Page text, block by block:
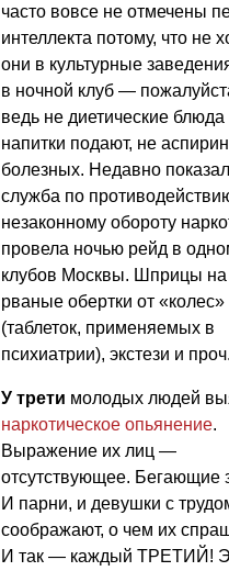
часто вовсе не отмечены
интеллекта потому, что не
они в культурные
в ночной клуб —
ведь не диетические блюда
напитки подают, не
болезных. Недавно
служба по
незаконному обороту
провела ночью рейд в
клубов Москвы. Шприцы на
рваные обертки от «колес»
(таблеток, применяемых в
психиатрии), экстези и проч.
У трети молодых людей
наркотическое опьянение.
Выражение их лиц —
отсутствующее. Бегающие
И парни, и девушки с
соображают, о чем их
И так — каждый ТРЕТИЙ!